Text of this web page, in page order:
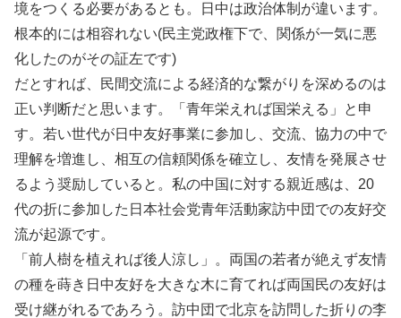
境をつくる必要があるとも。日中は政治体制が違います。
根本的には相容れない(民主党政権下で、関係が一気に悪
化したのがその証左です)
だとすれば、民間交流による経済的な繋がりを深めるのは
正い判断だと思います。「青年栄えれば国栄える」と申
す。若い世代が日中友好事業に参加し、交流、協力の中で
理解を増進し、相互の信頼関係を確立し、友情を発展させ
るよう奨励していると。私の中国に対する親近感は、20
代の折に参加した日本社会党青年活動家訪中団での友好交
流が起源です。
「前人樹を植えれば後人涼し」。両国の若者が絶えず友情
の種を蒔き日中友好を大きな木に育てれば両国民の友好は
受け継がれるであろう。訪中団で北京を訪問した折りの李